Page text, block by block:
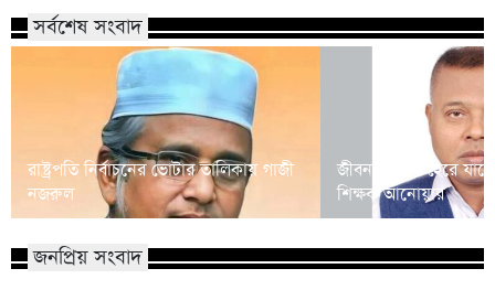
সর্বশেষ সংবাদ
রাষ্ট্রপতি নির্বাচনের ভোটার তালিকায় গাজী
নজরুল
জীবনসংগ্রামে হেরে
শিক্ষক আনোয়ার
জনপ্রিয় সংবাদ